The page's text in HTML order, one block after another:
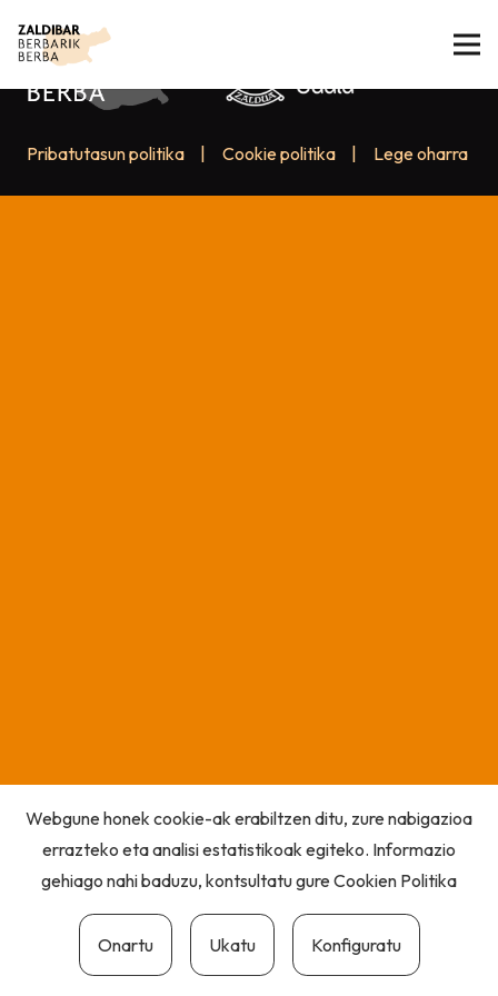
Pribatutasun politika Cookie politika Lege oharra
Webgune honek cookie-ak erabiltzen ditu, zure nabigazioa
errazteko eta analisi estatistikoak egiteko. Informazio
gehiago nahi baduzu, kontsultatu gureCookien Politika
Onartu Ukatu Konfiguratu